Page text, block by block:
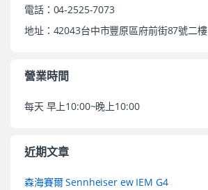
電話：04-2525-7073
地址：42043台中市豐原區府前街87號二樓
營業時間
每天 早上10:00~晚上10:00
近期文章
森海賽爾 Sennheiser ew IEM G4